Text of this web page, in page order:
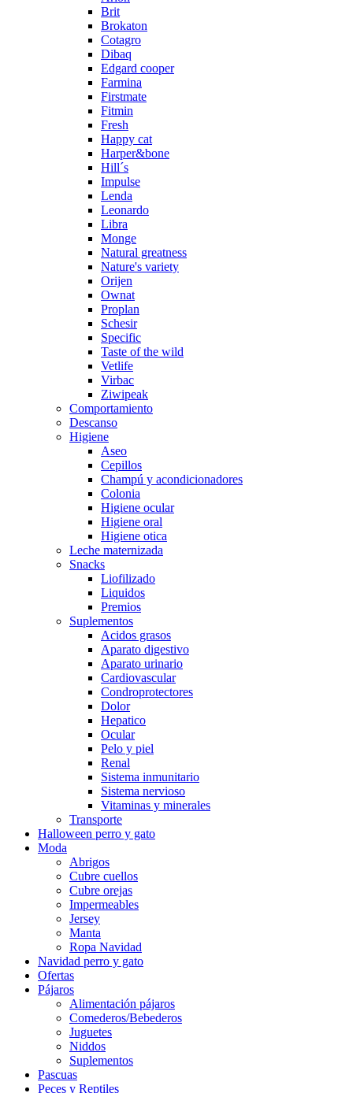
Brit
Brokaton
Cotagro
Dibaq
Edgard cooper
Farmina
Firstmate
Fitmin
Fresh
Happy cat
Harper&bone
Hill´s
Impulse
Lenda
Leonardo
Libra
Monge
Natural greatness
Nature's variety
Orijen
Ownat
Proplan
Schesir
Specific
Taste of the wild
Vetlife
Virbac
Ziwipeak
Comportamiento
Descanso
Higiene
Aseo
Cepillos
Champú y acondicionadores
Colonia
Higiene ocular
Higiene oral
Higiene otica
Leche maternizada
Snacks
Liofilizado
Liquidos
Premios
Suplementos
Acidos grasos
Aparato digestivo
Aparato urinario
Cardiovascular
Condroprotectores
Dolor
Hepatico
Ocular
Pelo y piel
Renal
Sistema inmunitario
Sistema nervioso
Vitaminas y minerales
Transporte
Halloween perro y gato
Moda
Abrigos
Cubre cuellos
Cubre orejas
Impermeables
Jersey
Manta
Ropa Navidad
Navidad perro y gato
Ofertas
Pájaros
Alimentación pájaros
Comederos/Bebederos
Juguetes
Niddos
Suplementos
Pascuas
Peces y Reptiles